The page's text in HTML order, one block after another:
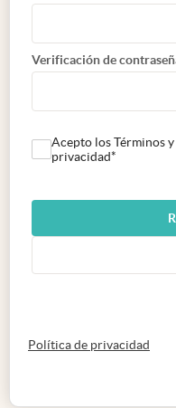
Verificación de
Acepto los Términos
privacidad*
Política de privacidad